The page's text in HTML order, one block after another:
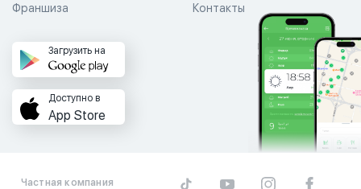
Контакты
Франшиза
Загрузить на
Доступно в
App Store
Частная компания